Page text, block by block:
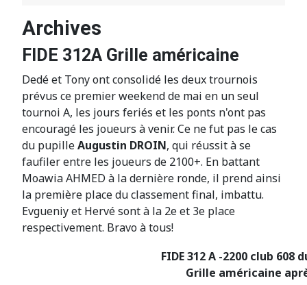
Archives
FIDE 312A Grille américaine
Dedé et Tony ont consolidé les deux trournois
prévus ce premier weekend de mai en un seul
tournoi A, les jours feriés et les ponts n'ont pas
encouragé les joueurs à venir. Ce ne fut pas le cas
du pupilleAugustin DROIN, qui réussit à se
faufiler entre les joueurs de 2100+. En battant
Moawia AHMED à la dernière ronde, il prend ainsi
la première place du classement final, imbattu.
Evgueniy et Hervé sont à la 2e et 3e place
respectivement. Bravo à tous!
FIDE 312 A -2200 club 608
Grille américaine